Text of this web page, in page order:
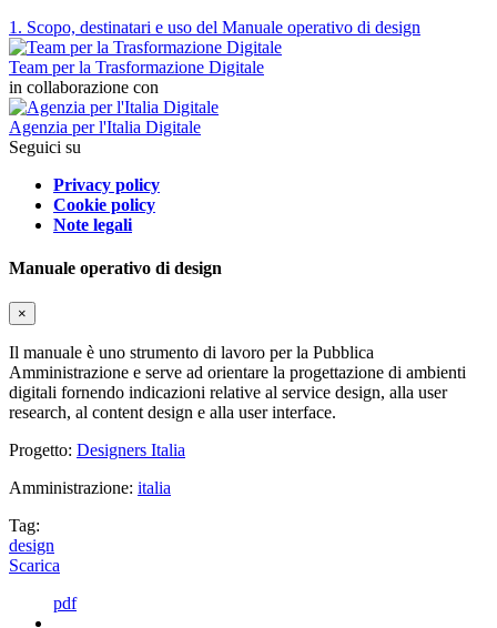
1. Scopo, destinatari e uso del Manuale operativo di design
Team per la Trasformazione Digitale
in collaborazione con
Agenzia per l'Italia Digitale
Seguici su
Privacy policy
Cookie policy
Note legali
Manuale operativo di design
×
Il manuale è uno strumento di lavoro per la Pubblica
Amministrazione e serve ad orientare la progettazione di ambienti
digitali fornendo indicazioni relative al service design, alla user
research, al content design e alla user interface.
Progetto: Designers Italia
Amministrazione: italia
Tag:
design
Scarica
pdf